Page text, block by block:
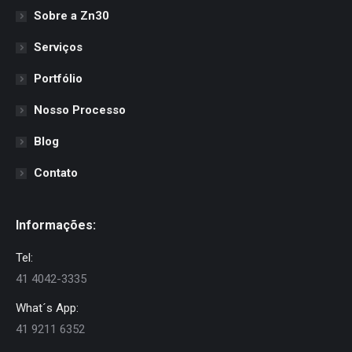
Sobre a Zn30
Serviços
Portfólio
Nosso Processo
Blog
Contato
Informações:
Tel:
41 4042-3335
What´s App:
41 9211 6352